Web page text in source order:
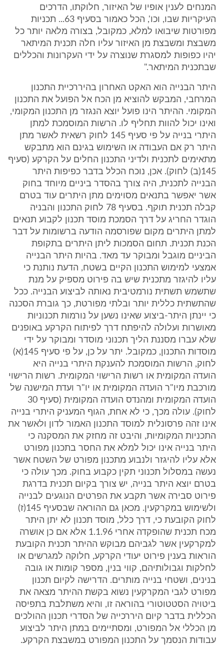
המנחים לענין אופיו של האיזור, חלוקתו, הדרכים
העיקריות שבו, וכו', הכל כאמור בסעיף 63... תכניות
מפורטות שיבואו למלא, כמקובל, בצורה מלאה יותר כל
משבצת ומשבצת מן האיזור עליו חלה תכנית המיתאר
יהיו כפופות למסגרת שנוצרה על ידי העקרונות והכללים
שבתכנית המיתאר."
היתר הבנייה הוא האקט האחרון בהיררכיית התכנון
המרחבי, המבקש להוציא מן הכח אל הפועל את התכנון
המקומי. ההיתר הינו פועל יוצא הנגזר מן התכנון המקומי,
ואינו יכול להוות תחליף לו. הרשות המוסמכת למתן
היתרי בנייה על פי סעיף 145 לחוק רשאית לאשר מתן
היתר רק אם העבודה או השימוש בגינם הוא מתבקש
מתאימים לתכנית ולדיני התכנון החלים על הקרקע (סעיף
145(ב) לחוק). אכן, נוכח הכלל בדבר כפיפות היתר
הבנייה לתכנית, היה צורך בהסדר ביניים מיוחד בחוק
אשר יאפשר בתנאים מסוימים מתן היתרים עוד בטרם
קבלה תכנית תוקף. בסעיף 78 לחוק התכנון והבניה
הוגדר החריג על דרך הסמכת מוסד תכנון לקבוע תנאים
למתן היתרים מקום שפורסמה הודעה ברשומות על דבר
הכנת תכנית. תחום הסמכות ליתן היתרים בתקופת
הביניים מוגבל ומבוקר עד מאד. בהיות היתר הבנייה
אמצעי למימוש התכנון הקיים בשטח, הדעת נותנת כי
עליו להיגזר מתכנית שיש בה פירוט מספיק על מנת
שתשמש תשתית נורמטיבית נאותה לביצוע הבנייה. ככל
שהתשתית כללית יותר ובלתי מפורטת, כך גוברת הסכנה
כי יינתן היתר-ביצוע שאינו נשען על נורמות תכנוניות
מאושרות ועלולה להיפתח דרך לפיתוח הקרקע באופנים
שלא עברו מסננת הליך תכנוני מוסדר ומבוקר על ידי
מוסדות התכנון, כמקובל. יתר על כן, על פי סעיף 145(א)
לחוק, הרשות המוסמכת להענקת היתרי בנייה היא
הועדה המקומית או רשות הרישוי המקומית. רשות הרישוי
מורכבת מיו"ר הועדה המקומית או יו"ר ועדת המישנה של
הועדה המקומית ומהנדס הועדה המקומית (סעיף 30
לחוק). עולה מכך, כי לא אחת, הגוף המעניק היתרי בנייה
אינו זהה פרסונלית למוסד התכנון האמור לדון ולאשר את
התכניות המקומיות, והיבט זה מחזק את המסקנה כי
היתר בנייה אינו יכול למלא את החסר בתכנון מפורט
אלא עליו להיגזר ולנבוע מתכנון מפורט של השטח אשר
נעשה במסלול תכנוני תקין כקבוע בחוק. מכך עולה כי
בטרם יוצא היתר בנייה, יש צורך בקיום תכנית בדרגת
פירוט סבירה אשר תקבע את הפרטים הנוגעים לבנייה
ולשימוש במקרקעין. מכאן גם ההוראה שבסעיף 145(ז)
לחוק הקובעת כי, דרך כלל, מוסד תכנון לא יתן היתר
מכח תכנית שהופקדה אחרי 1.1.96 אלא אם כן אושרה
למקרקעין אשר לגביהם מבוקש ההיתר תכנית הקובעת
הוראות בענין פירוט יעודי הקרקע, חלוקה למגרשים או
לחלקות וגבולותיהם, קווי בנין, מספר קומות או גובה
בנינים, ושטחי בנייה מותרים. הדרישה לקיום תכנון
מפורט לגבי המקרקעין נשוא בקשת ההיתר מצאה את
ביטויה הסטטוטורי בהוראה זו, והיא משתלבת בתפיסה
הכללית בדבר קיום היררכייה של הסדרי תכנון ההולכים
מן הכללי אל המפורט, ומסתיימים במתן היתר לביצוע
עבודות הנסמך על התכנון המפורט במשבצת הקרקע.